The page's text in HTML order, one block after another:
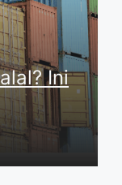
Ini